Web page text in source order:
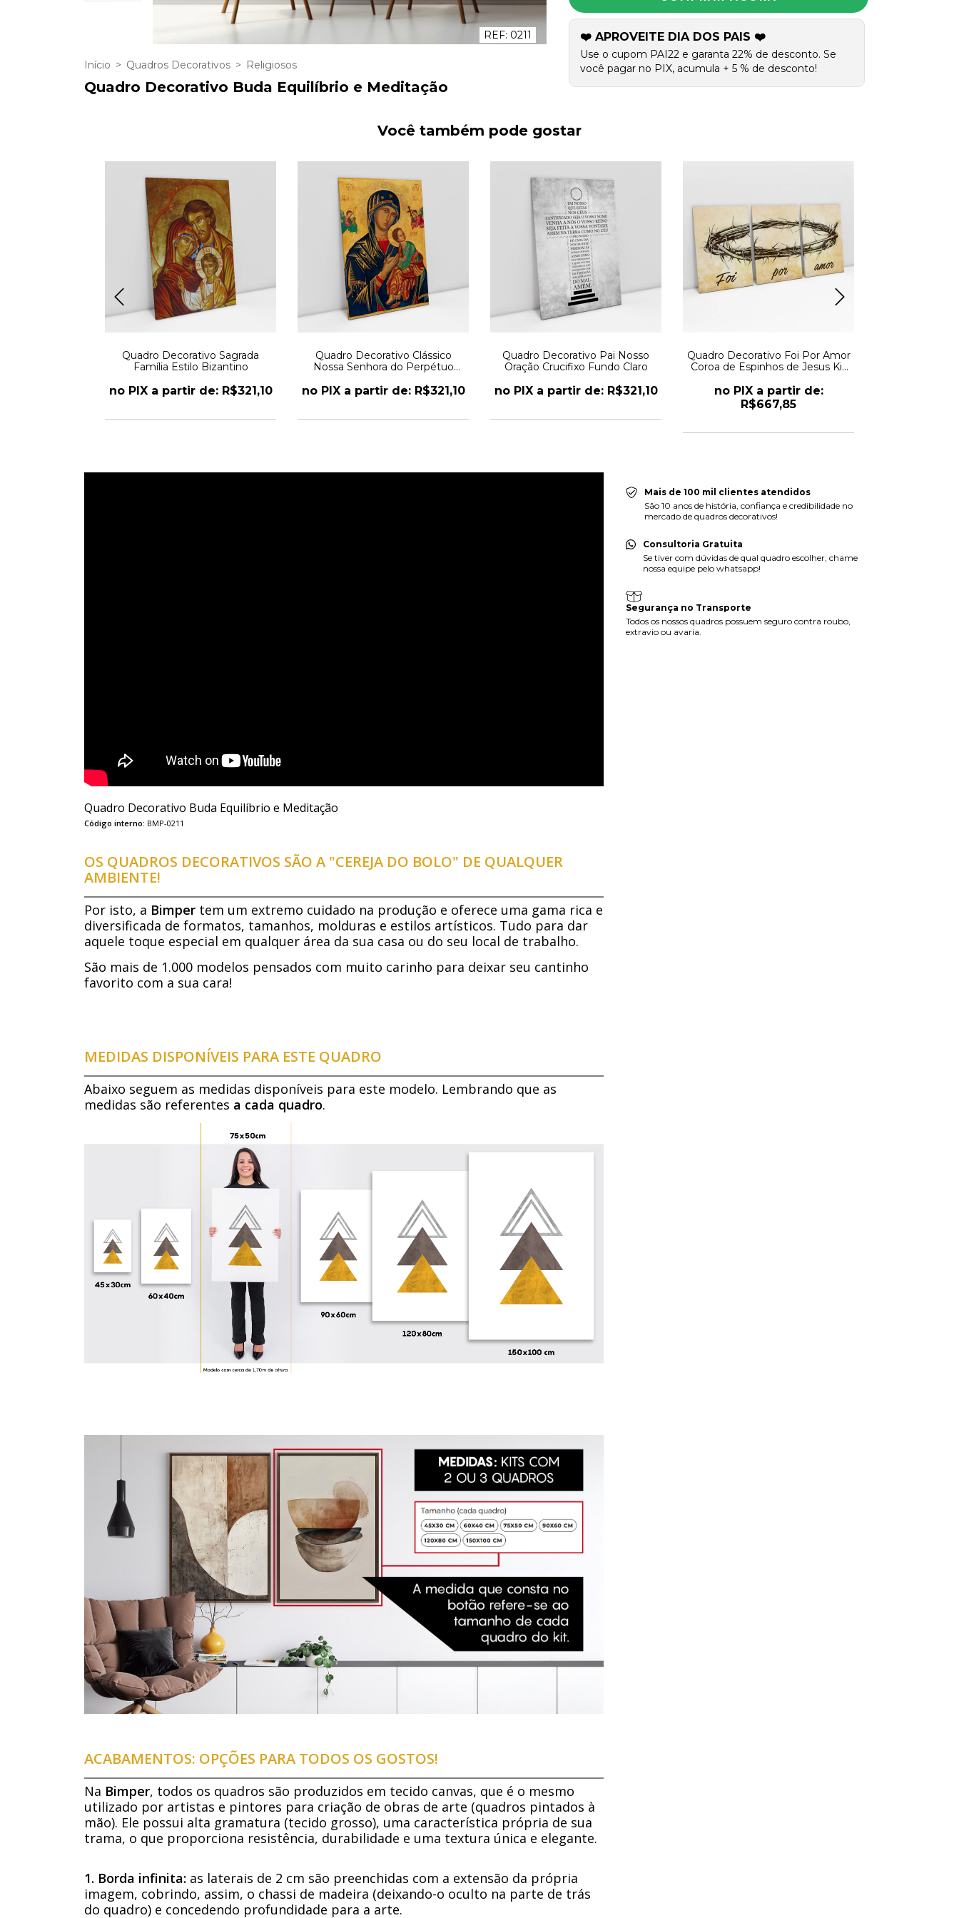
REF: 0211
Início > Quadros Decorativos > Religiosos
Quadro Decorativo Buda Equilíbrio e Meditação
❤️ APROVEITE DIA DOS PAIS ❤️
Use o cupom PAI22 e garanta 22% de desconto. Se
você pagar no PIX, acumula + 5 % de desconto!
Você também pode gostar
Quadro Decorativo Sagrada
Família Estilo Bizantino
no PIX a partir de: R$321,10
Quadro Decorativo Clássico
Nossa Senhora do Perpétuo
no PIX a partir de: R$321,10
Quadro Decorativo Pai Nosso
Oração Crucifixo Fundo Claro
no PIX a partir de: R$321,10
Quadro Decorativo Foi Por Amor
Coroa de Espinhos de Jesus Kit
no PIX a partir de:
R$667,85
Quadro Decorativo Buda Equilíbrio e Meditação
Código interno: BMP-0211
OS QUADROS DECORATIVOS SÃO A "CEREJA DO BOLO" DE QUALQUER
AMBIENTE!
Por isto, a Bimper tem um extremo cuidado na produção e oferece uma gama rica e
diversificada de formatos, tamanhos, molduras e estilos artísticos. Tudo para dar
aquele toque especial em qualquer área da sua casa ou do seu local de trabalho.
São mais de 1.000 modelos pensados com muito carinho para deixar seu cantinho
favorito com a sua cara!
MEDIDAS DISPONÍVEIS PARA ESTE QUADRO
Abaixo seguem as medidas disponíveis para este modelo. Lembrando que as
medidas são referentes a cada quadro.
ACABAMENTOS: OPÇÕES PARA TODOS OS GOSTOS!
Na Bimper, todos os quadros são produzidos em tecido canvas, que é o mesmo
utilizado por artistas e pintores para criação de obras de arte (quadros pintados à
mão). Ele possui alta gramatura (tecido grosso), uma característica própria de sua
trama, o que proporciona resistência, durabilidade e uma textura única e elegante.
1. Borda infinita: as laterais de 2 cm são preenchidas com a extensão da própria
imagem, cobrindo, assim, o chassi de madeira (deixando-o oculto na parte de trás
do quadro) e concedendo profundidade para a arte.
Mais de 100 mil clientes atendidos
São 10 anos de história, confiança e credibilidade no
mercado de quadros decorativos!
Consultoria Gratuita
Se tiver com dúvidas de qual quadro escolher, chame
nossa equipe pelo whatsapp!
Segurança no Transporte
Todos os nossos quadros possuem seguro contra roubo,
extravio ou avaria.